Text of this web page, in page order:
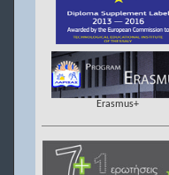
Erasmus+